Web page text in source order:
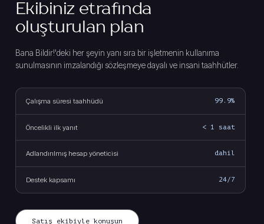
Ekibiniz etrafında
oluşturulan plan
Bana Bildir!'deki her şeyin yanı sıra bir işletmenin kullanıma
sunulmasının imzalandığı sözleşmeye dayalı ve insani taahhütler.
Çalışma süresi taahhüdü 99.9%
Öncelikli ilk yanıt < 1 saat
Adlandırılmış hesap yöneticisi dahil
Destek kapsamı 24/7
Satış ekibiyle konuşun